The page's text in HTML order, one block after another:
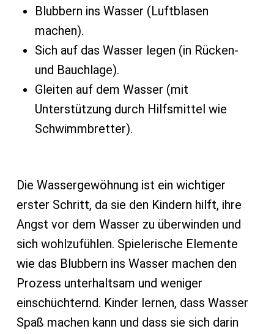
Blubbern ins Wasser (Luftblasen
machen).
Sich auf das Wasser legen (in Rücken-
und Bauchlage).
Gleiten auf dem Wasser (mit
Unterstützung durch Hilfsmittel wie
Schwimmbretter).
Die Wassergewöhnung ist ein wichtiger
erster Schritt, da sie den Kindern hilft, ihre
Angst vor dem Wasser zu überwinden und
sich wohlzufühlen. Spielerische Elemente
wie das Blubbern ins Wasser machen den
Prozess unterhaltsam und weniger
einschüchternd. Kinder lernen, dass Wasser
Spaß machen kann und dass sie sich darin